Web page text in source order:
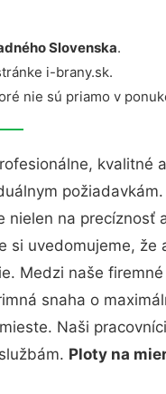
Slovenska.
i-brany.sk.
nie sú priamo v
kvalitné
na precíznosť
si uvedomujeme, že
Medzi naše
snaha o
Naši
Ploty na